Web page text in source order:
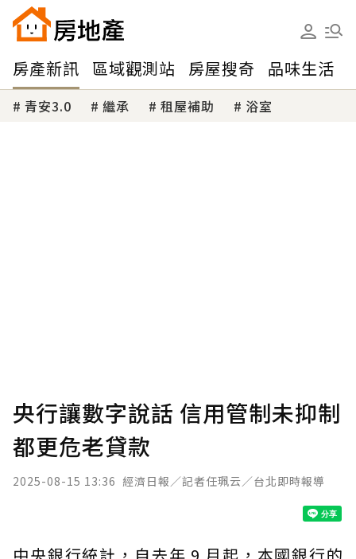
房產新訊 區域觀測站 房屋搜奇 品味生活
青安3.0 繼承 租屋補助 浴室
央行讓數字說話 信用管制未抑制
都更危老貸款
2025-08-15 13:36 經濟日報／記者任珮云／台北即時報導